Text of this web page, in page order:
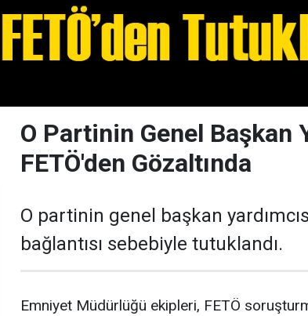
O Partinin Genel Başkan
FETÖ'den Gözaltında
O partinin genel başkan
bağlantısı sebebiyle tutuklandı.
Emniyet Müdürlüğü ekipleri, FETÖ